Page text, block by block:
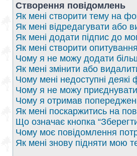
Створення повідомлень
Як мені створити тему на
Як мені відредагувати або
Як мені додати підпис до
Як мені створити
Чому я не можу додати
Як мені змінити або
Чому мені недоступні деякі
Чому я не можу
Чому я отримав
Як мені поскаржитись на
Що означає кнопка
Чому моє повідомлення
Як мені знову підняти мою